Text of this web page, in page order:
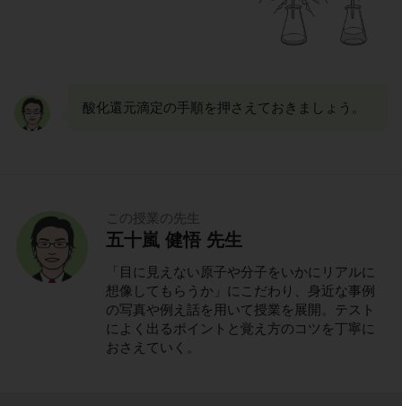
酸化還元滴定の手順を押さえておきましょう。
この授業の先生
五十嵐 健悟 先生
「目に見えない原子や分子をいかにリアルに
想像してもらうか」にこだわり、身近な事例
の写真や例え話を用いて授業を展開。テスト
によく出るポイントと覚え方のコツを丁寧に
おさえていく。